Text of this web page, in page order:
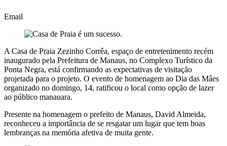
Email
A Casa de Praia Zezinho Corrêa, espaço de entretenimento recém
inaugurado pela Prefeitura de Manaus, no Complexo Turístico da
Ponta Negra, está confirmando as expectativas de visitação
projetada para o projeto. O evento de homenagem ao Dia das Mâes
organizado no domingo, 14, ratificou o local como opção de lazer
ao público manauara.
Presente na homenagem o prefeito de Manaus, David Almeida,
reconheceu a importância de se resgatar um lugar que tem boas
lembranças na memória afetiva de muita gente.